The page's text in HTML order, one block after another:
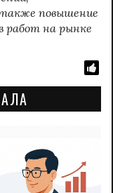
повышение
работ на рынке